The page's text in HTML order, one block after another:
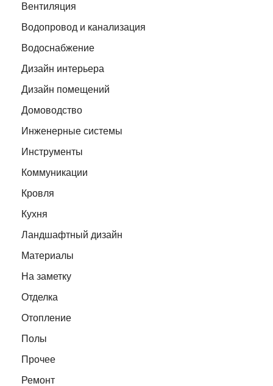
Вентиляция
Водопровод и канализация
Водоснабжение
Дизайн интерьера
Дизайн помещений
Домоводство
Инженерные системы
Инструменты
Коммуникации
Кровля
Кухня
Ландшафтный дизайн
Материалы
На заметку
Отделка
Отопление
Полы
Прочее
Ремонт